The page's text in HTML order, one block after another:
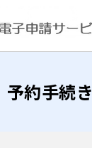
予約手続き